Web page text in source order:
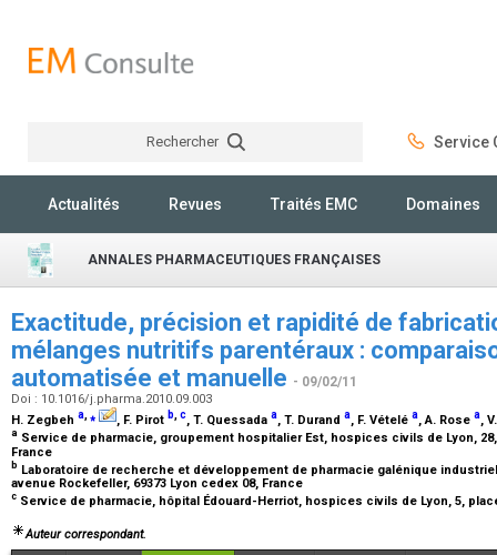
Rechercher Service
Actualités Revues Traités EMC Domaines
ANNALES PHARMACEUTIQUES FRANÇAISES
Exactitude, précision et rapidité de
mélanges nutritifs parentéraux :
automatisée et manuelle - 09/02/11
Doi : 10.1016/j.pharma.2010.09.003
H. Zegbeh a,⁎ , F. Pirot b,c, T. Quessada a, T. Durand a, F. Vételé a, A. Rose a,
a Service de pharmacie, groupement hospitalier Est, hospices civils de Lyon,
France
b Laboratoire de recherche et développement de pharmacie galénique
avenue Rockefeller, 69373 Lyon cedex 08, France
c Service de pharmacie, hôpital Édouard-Herriot, hospices civils de Lyon, 5,
Auteur correspondant.